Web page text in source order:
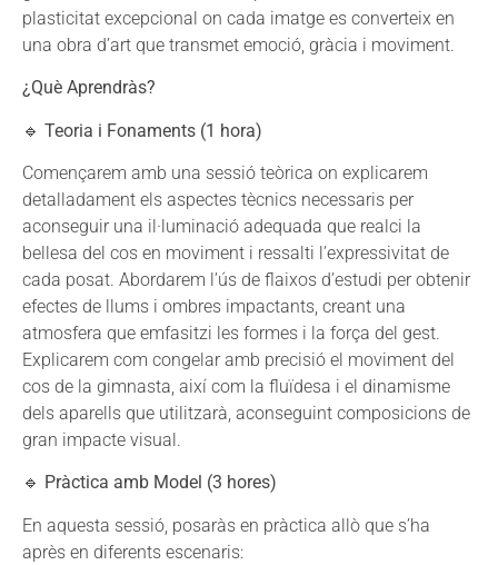
plasticitat excepcional on cada imatge es converteix en
una obra d’art que transmet emoció, gràcia i moviment.
¿Què Aprendràs?
🔹 Teoria i Fonaments (1 hora)
Començarem amb una sessió teòrica on explicarem
detalladament els aspectes tècnics necessaris per
aconseguir una il·luminació adequada que realci la
bellesa del cos en moviment i ressalti l’expressivitat de
cada posat. Abordarem l’ús de flaixos d’estudi per obtenir
efectes de llums i ombres impactants, creant una
atmosfera que emfasitzi les formes i la força del gest.
Explicarem com congelar amb precisió el moviment del
cos de la gimnasta, així com la fluïdesa i el dinamisme
dels aparells que utilitzarà, aconseguint composicions de
gran impacte visual.
🔹 Pràctica amb Model (3 hores)
En aquesta sessió, posaràs en pràctica allò que s’ha
après en diferents escenaris: